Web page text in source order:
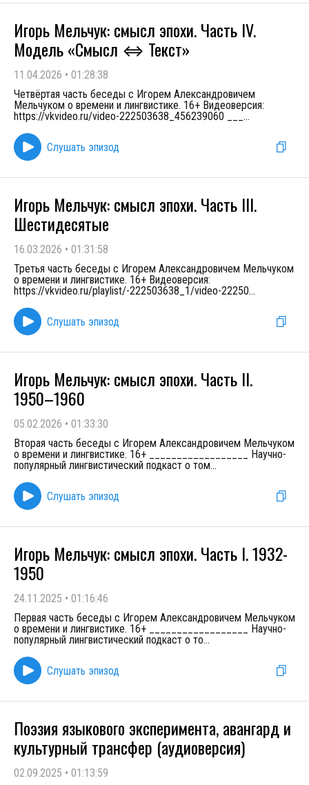
Игорь Мельчук: смысл эпохи. Часть IV.
Модель «Смысл ⇔ Текст»
11.04.2026 • 01:28:38
Четвёртая часть беседы с Игорем Александровичем
Мельчуком о времени и лингвистике. 16+ Видеоверсия:
https://vkvideo.ru/video-222503638_456239060 ___ ...
Слушать эпизод
Игорь Мельчук: смысл эпохи. Часть III.
Шестидесятые
16.03.2026 • 01:31:58
Третья часть беседы с Игорем Александровичем Мельчуком
о времени и лингвистике. 16+ Видеоверсия:
https://vkvideo.ru/playlist/-222503638_1/video-22250...
Слушать эпизод
Игорь Мельчук: смысл эпохи. Часть II.
1950–1960
05.02.2026 • 01:33:30
Вторая часть беседы с Игорем Александровичем Мельчуком
о времени и лингвистике. 16+ __________________ Научно-
популярный лингвистический подкаст о том...
Слушать эпизод
Игорь Мельчук: смысл эпохи. Часть I. 1932-
1950
24.11.2025 • 01:16:46
Первая часть беседы с Игорем Александровичем Мельчуком
о времени и лингвистике. 16+ __________________ Научно-
популярный лингвистический подкаст о то...
Слушать эпизод
Поэзия языкового эксперимента, авангард и
культурный трансфер (аудиоверсия)
02.09.2025 • 01:13:59